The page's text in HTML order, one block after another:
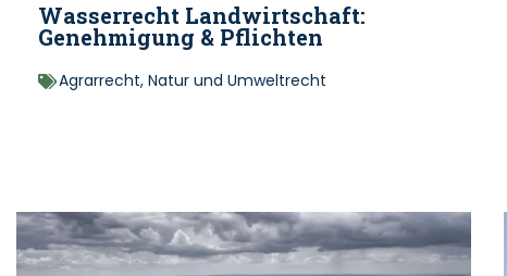
Wasserrecht Landwirtschaft:
Genehmigung & Pflichten
Agrarrecht, Natur und Umweltrecht